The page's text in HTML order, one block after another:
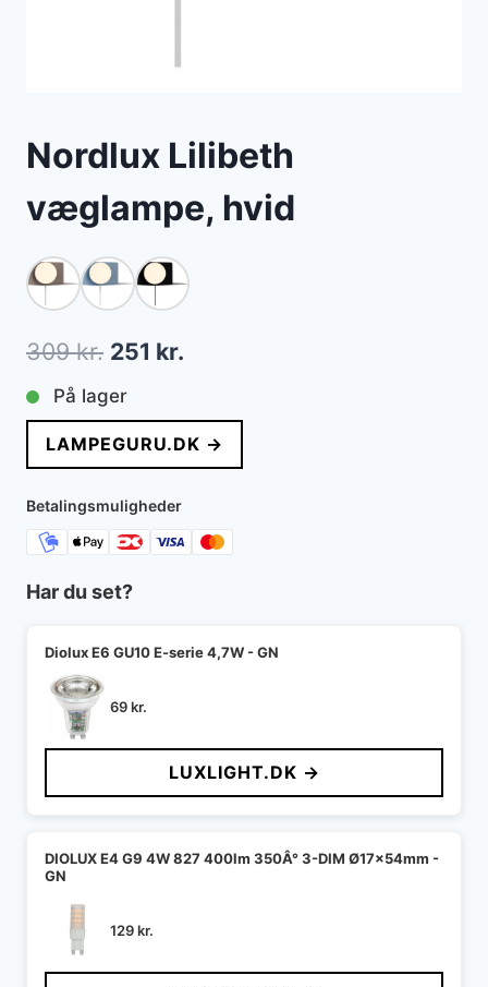
Nordlux Lilibeth
væglampe, hvid
309kr. Den
oprindelige
pris
var:
309 kr..
251 kr.
pris
er:
På lager
LAMPEGURU.DK →
Betalingsmuligheder
Har du set?
Diolux E6 GU10 E-serie 4,7W - GN
69kr.
LUXLIGHT.DK →
DIOLUX E4 G9 4W 827 400lm 350Â° 3-DIM Ø17x54mm -
GN
129kr.